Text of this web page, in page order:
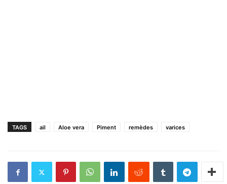
TAGS ail Aloe vera Piment remèdes varices